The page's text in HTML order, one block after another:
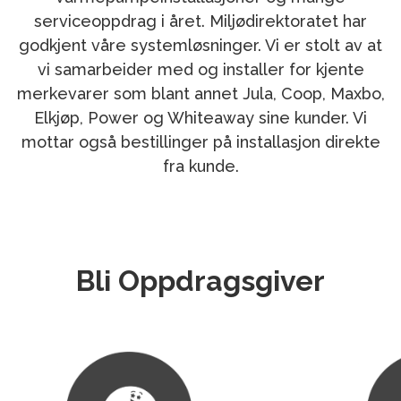
serviceoppdrag i året. Miljødirektoratet har
godkjent våre systemløsninger. Vi er stolt av at
vi samarbeider med og installer for kjente
merkevarer som blant annet Jula, Coop, Maxbo,
Elkjøp, Power og Whiteaway sine kunder. Vi
mottar også bestillinger på installasjon direkte
fra kunde.
Bli Oppdragsgiver